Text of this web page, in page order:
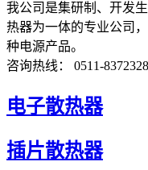
我公司是集研制、开发
热器为一体的专业公司
种电源产品。
咨询热线： 0511-
电子散热器
插片散热器